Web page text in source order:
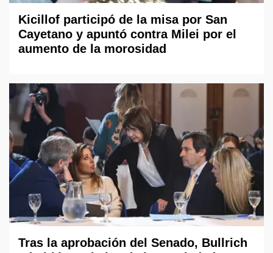
Kicillof participó de la misa por San
Cayetano y apuntó contra Milei por el
aumento de la morosidad
Tras la aprobación del Senado, Bullrich